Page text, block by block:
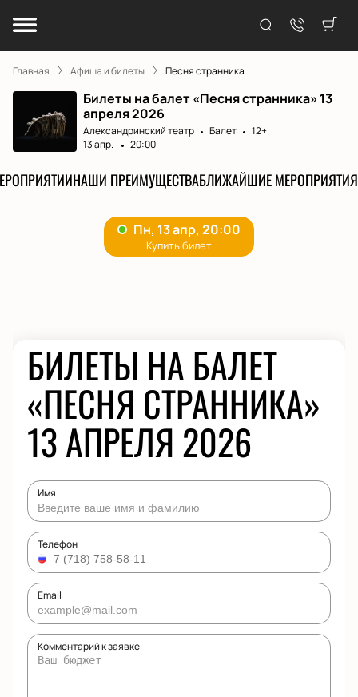
Главная Афиша и билеты Песня странника
Билеты на балет «Песня странника» 13
апреля 2026
Александринский театр Балет
12+
13 апр.
20:00
НАШИ ПРЕИМУЩЕСТВАБЛИЖАЙШИЕ МЕРОПРИЯТИЯ
БИЛЕТЫ НА БАЛЕТ
«ПЕСНЯ СТРАННИКА»
13 АПРЕЛЯ 2026
Имя
Телефон
Email
Комментарий к заявке